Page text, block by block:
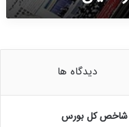
دیدگاه ها